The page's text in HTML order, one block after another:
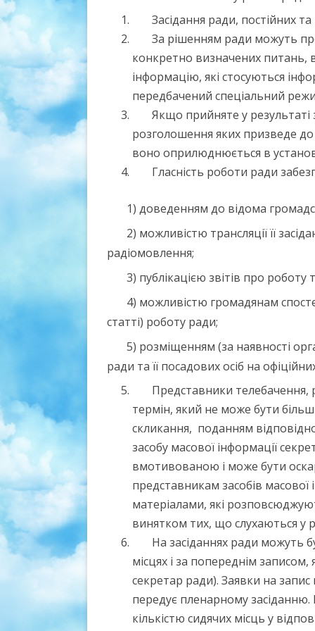
Засідання ради, постійних
За рішенням ради можуть
конкретно визначених питань,
інформацію, які стосуються
передбачений спеціальний
Якщо прийняте у результаті
розголошення яких призведе
воно оприлюднюється в
Гласність роботи ради
1) доведенням до відома
2) можливістю трансляції її
радіомовлення;
3) публікацією звітів про роботу
4) можливістю громадянам
статті) роботу ради;
5) розміщенням (за наявності
ради та її посадових осіб на
Представники телебачення,
термін, який не може бути
скликання, поданням
засобу масової інформації
вмотивованою і може бути
представникам засобів
матеріалами, які
винятком тих, що слухаються у
На засіданнях ради можуть
місцях і за попереднім
секретар ради). Заявки на
передує пленарному засіданню.
кількістю сидячих місць у